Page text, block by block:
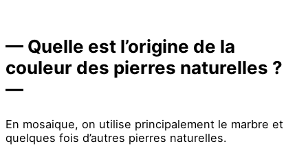
— Quelle est l’origine de la
couleur des pierres naturelles ?
—
En mosaique, on utilise principalement le marbre et
quelques fois d’autres pierres naturelles.